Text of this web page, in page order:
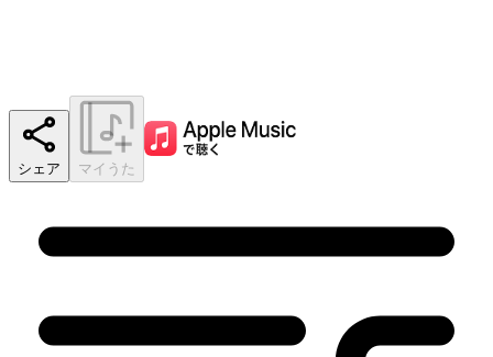
シェア マイうた